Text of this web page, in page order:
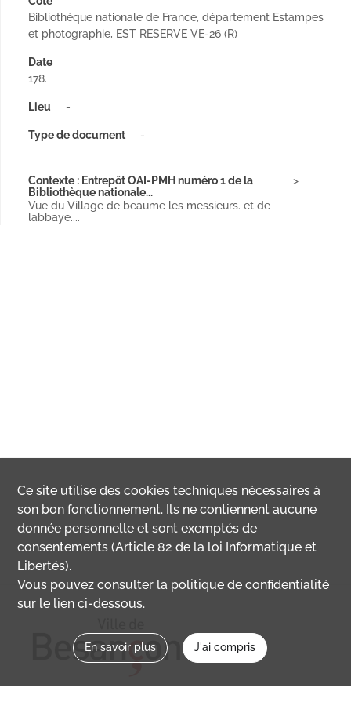
Bibliothèque nationale de France, département Estampes
et photographie, EST RESERVE VE-26 (R)
Date
178.
Lieu -
Type de document -
Contexte : Entrepôt OAI-PMH numéro 1 de la
Bibliothèque nationale...
Vue du Village de beaume les messieurs. et de
labbaye....
Ce site utilise descookies techniques nécessaires à
son bon fonctionnement. Ils ne contiennent aucune
donnée personnelle et sont exemptés de
consentements (Article 82 de la loi Informatique et
Libertés).
Vous pouvez consulter la politique de confidentialité
sur le lien ci-dessous.
En savoir plus J'ai compris